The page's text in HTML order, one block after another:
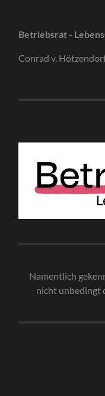
Betriebsrat -
Conrad v.
Namentlich
nicht unbedingt